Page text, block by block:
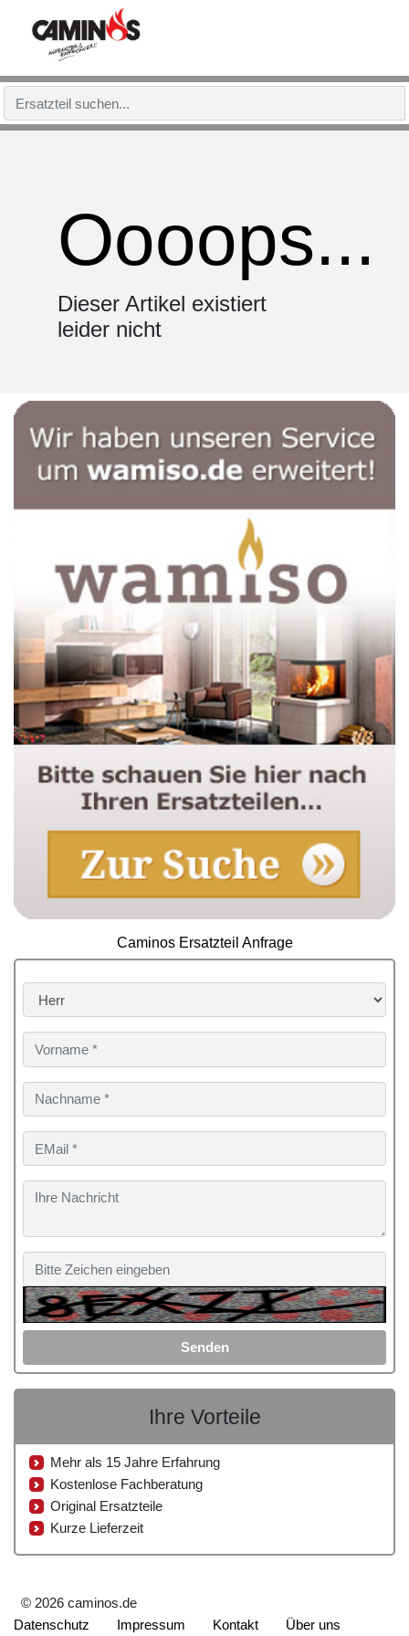
Oooops...
Dieser Artikel existiert
leider nicht
Caminos Ersatzteil Anfrage
Senden
Ihre Vorteile
Mehr als 15 Jahre Erfahrung
Kostenlose Fachberatung
Original Ersatzteile
Kurze Lieferzeit
© 2026 caminos.de
Datenschutz
Impressum Kontakt Über uns